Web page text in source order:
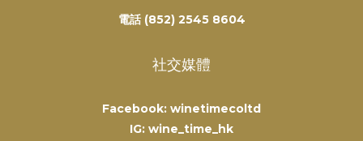
電話 (852) 2545 8604
社交媒體
Facebook: winetimecoltd
IG: wine_time_hk